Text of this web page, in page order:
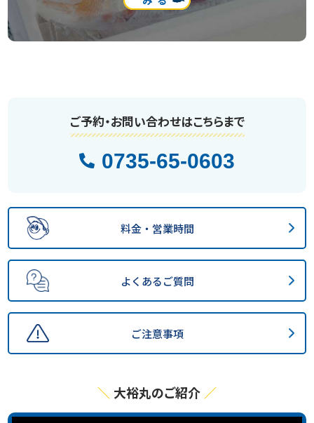
ご予約・お問い合わせはこちらまで
0735-65-0603
料金・営業時間
よくあるご質問
ご注意事項
大裕丸のご紹介